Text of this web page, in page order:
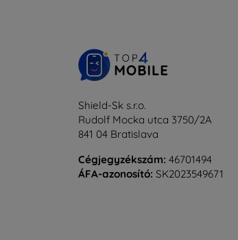
Shield-Sk s.r.o.
Rudolf Mocka utca 3750/2A
841 04 Bratislava
Cégjegyzékszám: 46701494
ÁFA-azonosító: SK2023549671